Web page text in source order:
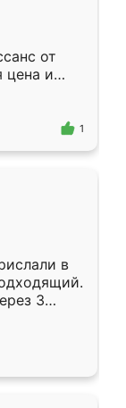
от
цена и
1
в
3